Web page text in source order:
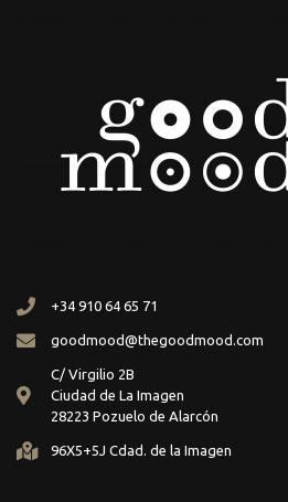
+34 910 64 65 71
goodmood@thegoodmood.com
C/ Virgilio 2B
Ciudad de La Imagen
28223 Pozuelo de Alarcón
96X5+5J Cdad. de la Imagen